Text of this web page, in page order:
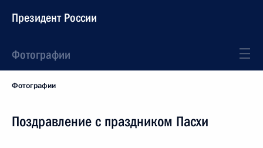
Президент России
Фотографии
Фотографии
Поздравление с праздником Пасхи